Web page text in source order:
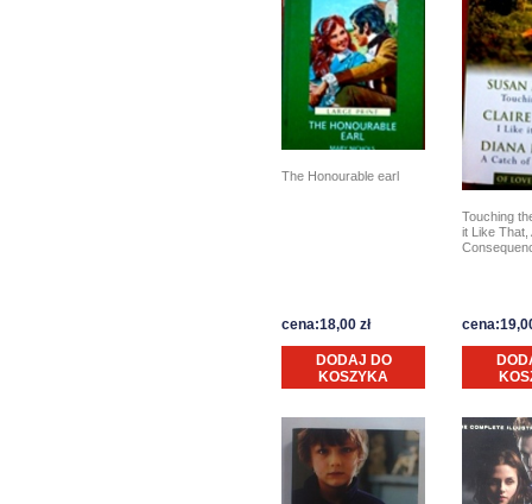
The Honourable earl
cena:18,00 zł
DODAJ DO
KOSZYKA
Touching
it Like That,